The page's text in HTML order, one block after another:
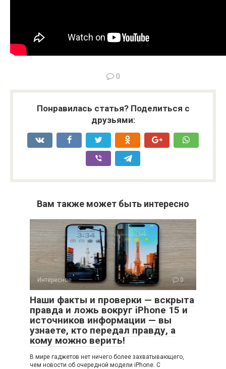
0
Понравилась статья? Поделиться с
друзьями:
Вам также может быть интересно
Интересное 0
Наши факты и проверки — вскрыта
правда и ложь вокруг iPhone 15 и
источников информации — вы
узнаете, кто передал правду, а
кому можно верить!
В мире гаджетов нет ничего более захватывающего,
чем новости об очередной модели iPhone. С